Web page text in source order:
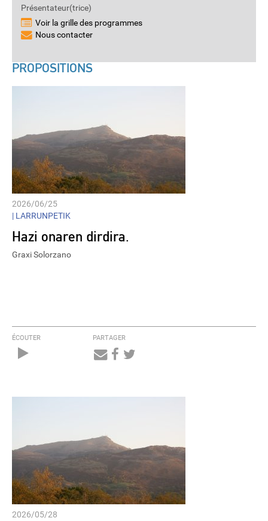
Présentateur(trice)
Voir la grille des programmes
Nous contacter
PROPOSITIONS
2026/06/25
| LARRUNPETIK
Hazi onaren dirdira.
Graxi Solorzano
ÉCOUTER PARTAGER
2026/05/28